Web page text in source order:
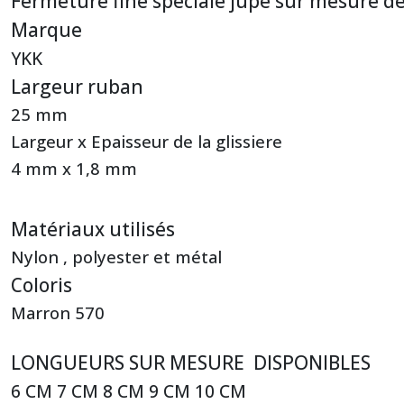
Marque
YKK
Largeur ruban
25 mm
Largeur x Epaisseur de la glissiere
4 mm x 1,8 mm
Matériaux utilisés
Nylon , polyester et métal
Coloris
Marron 570
LONGUEURS SUR MESURE DISPONIBLES
6 CM 7 CM 8 CM 9 CM 10 CM